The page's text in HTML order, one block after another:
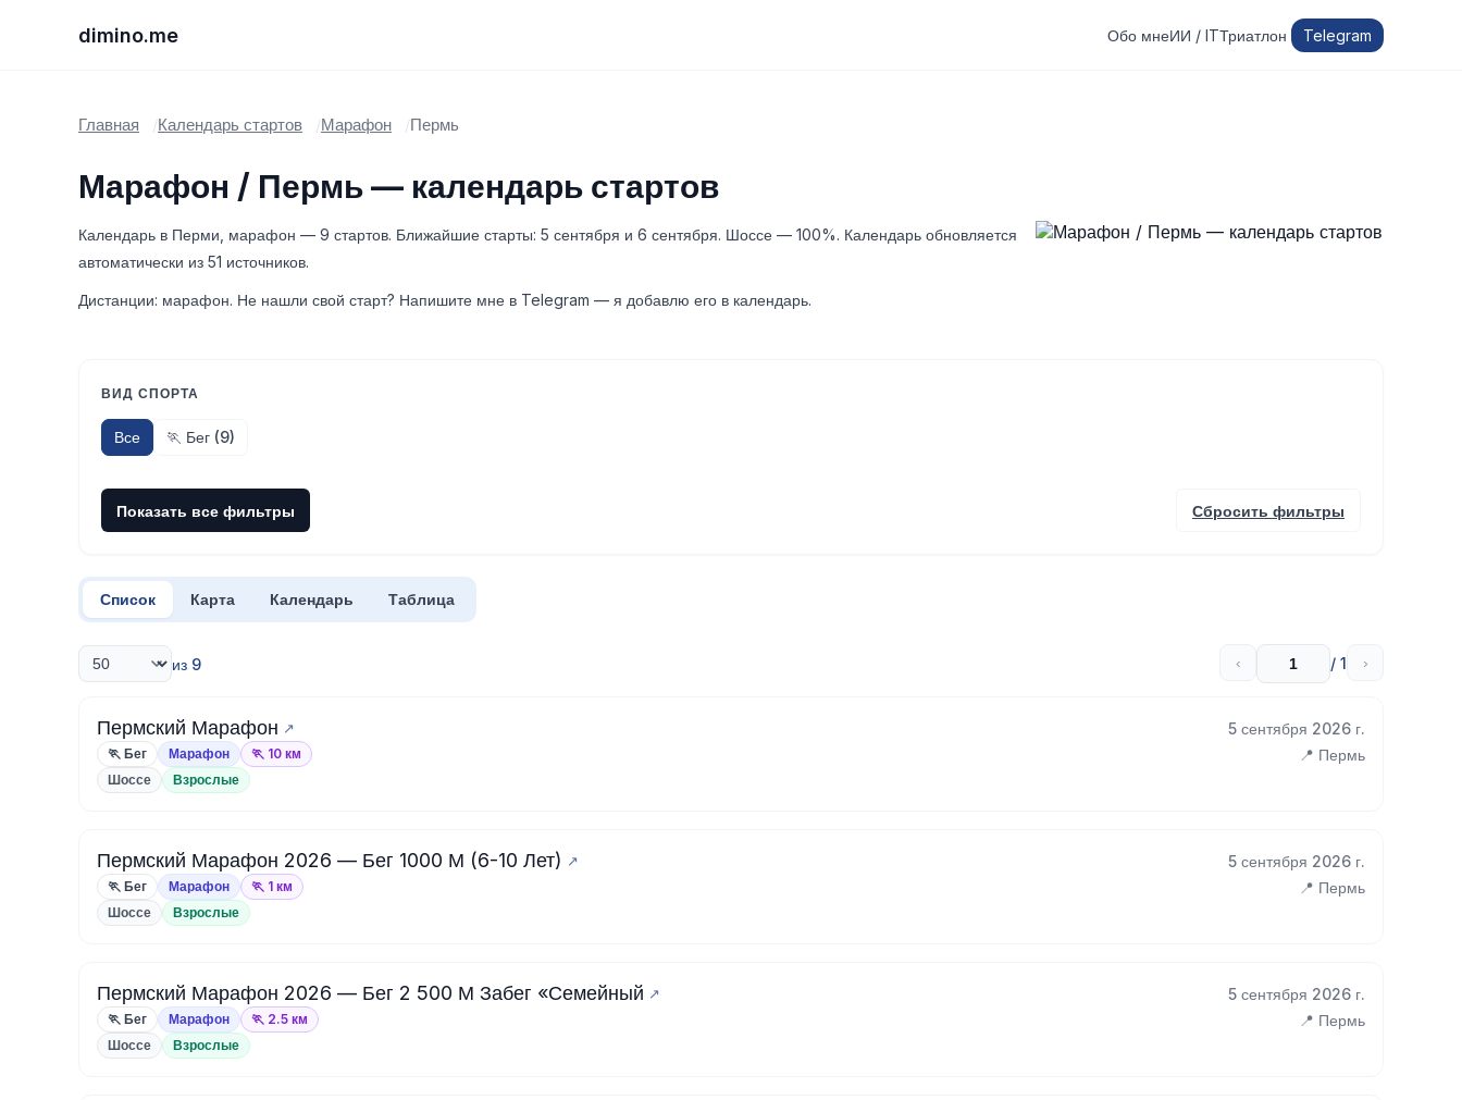
dimino.me Обо мнеИИ / ITТриатлон Telegram
Главная Календарь стартов Марафон Пермь
Марафон / Пермь — календарь стартов
Календарь в Перми, марафон — 9 стартов. Ближайшие старты: 5 сентября и 6 сентября. Шоссе — 100%. Календарь обновляется
автоматически из 51 источников.
Дистанции: марафон. Не нашли свой старт? Напишите мне в Telegram — я добавлю его в календарь.
ВИД СПОРТА
Все 🏃 Бег (9)
Показать все фильтры Сбросить фильтры
Список Карта Календарь Таблица
из 9 ‹ / 1 ›
Пермский Марафон 5 сентября 2026 г.
🏃 Бег Марафон 🏃 10 км 📍 Пермь
Шоссе Взрослые
Пермский Марафон 2026 — Бег 1000 М (6-10 Лет) 5 сентября 2026 г.
🏃 Бег Марафон 🏃 1 км 📍 Пермь
Шоссе Взрослые
Пермский Марафон 2026 — Бег 2 500 М Забег «Семейный 5 сентября 2026 г.
🏃 Бег Марафон 🏃 2.5 км 📍 Пермь
Шоссе Взрослые